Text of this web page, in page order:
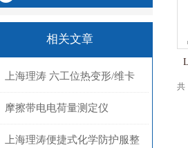
相关文章
上海理涛 六工位热变形/维卡
软化温度测定仪 仪器温度要
求说明
摩擦带电电荷量测定仪
上海理涛便捷式化学防护服整
共